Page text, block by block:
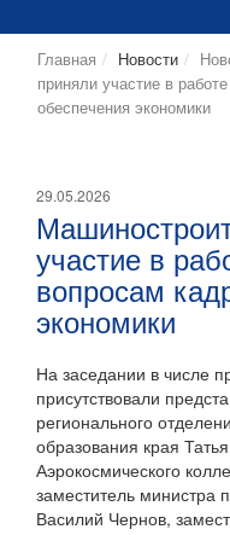
Главная Новости
приняли участие в
обеспечения экономики
29.05.2026
участие в
вопросам
экономики
На заседании в числе
присутствовали
регионального
образования края
Аэрокосмического
заместитель министра
Василий Чернов,